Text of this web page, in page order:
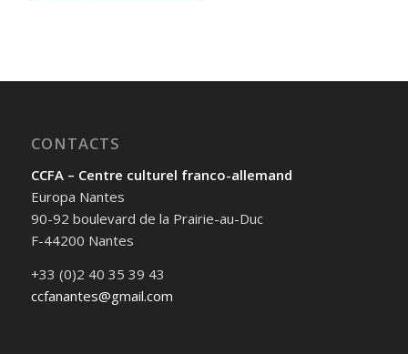
CONTACTS
CCFA – Centre culturel franco-allemand
Europa Nantes
90-92 boulevard de la Prairie-au-Duc
F-44200 Nantes
+33 (0)2 40 35 39 43
ccfanantes@gmail.com